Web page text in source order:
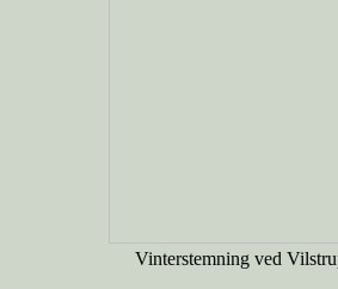
Vinterstemning ved